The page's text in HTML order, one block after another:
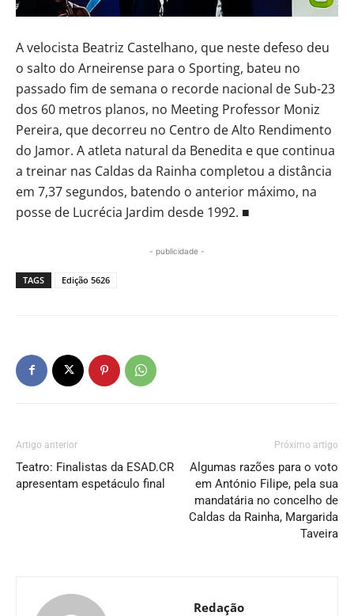
A velocista Beatriz Castelhano, que neste defeso deu
o salto do Arneirense para o Sporting, bateu no
passado fim de semana o recorde nacional de Sub-23
dos 60 metros planos, no Meeting Professor Moniz
Pereira, que decorreu no Centro de Alto Rendimento
do Jamor. A atleta natural da Benedita e que continua
a treinar nas Caldas da Rainha completou a distância
em 7,37 segundos, batendo o anterior máximo, na
posse de Lucrécia Jardim desde 1992. ■
- publicidade -
TAGS Edição 5626
Artigo anterior
Teatro: Finalistas da ESAD.CR
apresentam espetáculo final
Próximo artigo
Algumas razões para o voto
em António Filipe, pela sua
mandatária no concelho de
Caldas da Rainha, Margarida
Taveira
Redação